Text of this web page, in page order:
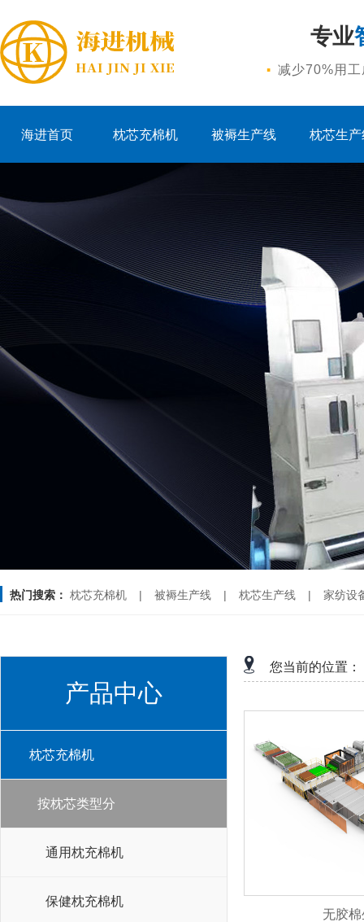
专业
· 减少70%用
海进首页 枕芯充棉机 被褥生产线 枕芯生产
热门搜索： 枕芯充棉机 | 被褥生产线 | 枕芯生产线 | 家纺设
产品中心
枕芯充棉机
按枕芯类型分
通用枕充棉机
保健枕充棉机
您当前的位置：
无胶